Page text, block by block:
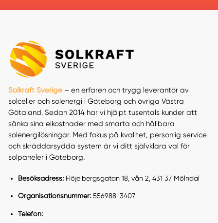
Solkraft Sverige– en erfaren och trygg leverantör av
solceller och solenergi i Göteborg och övriga Västra
Götaland. Sedan 2014 har vi hjälpt tusentals kunder att
sänka sina elkostnader med smarta och hållbara
solenergilösningar. Med fokus på kvalitet, personlig service
och skräddarsydda system är vi ditt självklara val för
solpaneler i Göteborg.
Besöksadress: Flöjelbergsgatan 18, vån 2, 431 37 Mölndal
Organisationsnummer: 556988-3407
Telefon: